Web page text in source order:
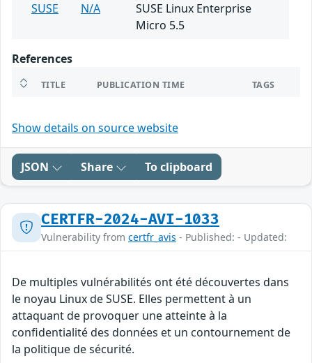
SUSE
N/A
SUSE Linux Enterprise
Micro 5.5
References
TITLE PUBLICATION TIME TAGS
Show details on source website
JSON Share To clipboard
CERTFR-2024-AVI-1033
Vulnerability from certfr_avis - Published: - Updated:
De multiples vulnérabilités ont été découvertes dans
le noyau Linux de SUSE. Elles permettent à un
attaquant de provoquer une atteinte à la
confidentialité des données et un contournement de
la politique de sécurité.